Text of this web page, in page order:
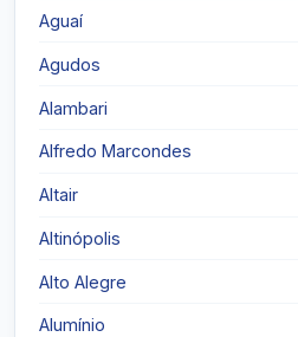
Aguaí
Agudos
Alambari
Alfredo Marcondes
Altair
Altinópolis
Alto Alegre
Alumínio